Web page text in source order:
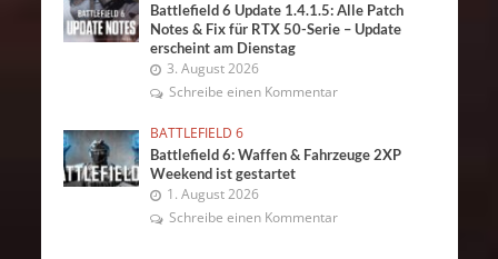
Battlefield 6 Update 1.4.1.5: Alle Patch
Notes & Fix für RTX 50-Serie – Update
erscheint am Dienstag
3. August 2026
Schreibe einen Kommentar
BATTLEFIELD 6
Battlefield 6: Waffen & Fahrzeuge 2XP
Weekend ist gestartet
1. August 2026
Schreibe einen Kommentar